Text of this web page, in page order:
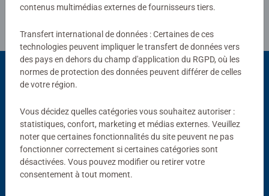
D'autres personnes aiment aussi
contenus multimédias externes de fournisseurs tiers.
Transfert international de données : Certaines de ces
technologies peuvent impliquer le transfert de données vers
des pays en dehors du champ d'application du RGPD, où les
normes de protection des données peuvent différer de celles
de votre région.
Vous décidez quelles catégories vous souhaitez autoriser :
statistiques, confort, marketing et médias externes. Veuillez
noter que certaines fonctionnalités du site peuvent ne pas
fonctionner correctement si certaines catégories sont
désactivées. Vous pouvez modifier ou retirer votre
consentement à tout moment.